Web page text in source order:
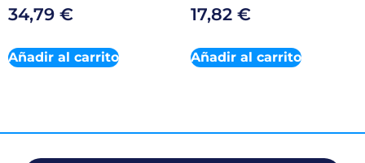
34,79 €
Añadir al carrito
17,82 €
Añadir al carrito